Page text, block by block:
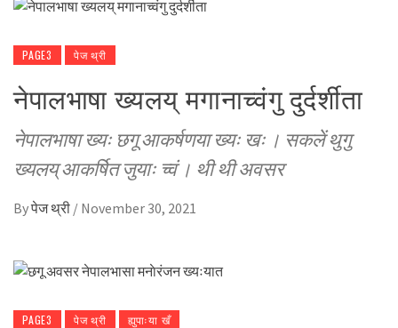
PAGE3 पेज थ्री
नेपालभाषा ख्यलय् मगानाच्वंगु दुर्दर्शीता
नेपालभाषा ख्यः छगू आकर्षणया ख्यः खः । सकलें थुगु
ख्यलय् आकर्षित जुयाः च्वं । थी थी अवसर
Byपेज थ्री / November 30, 2021
PAGE3 पेज थ्री ह्युपाःया खँ